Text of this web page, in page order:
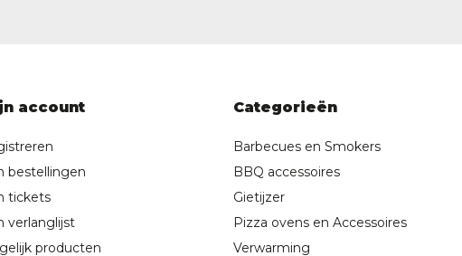
account
bestellingen
tickets
verlanglijst
producten
Categorieën
Barbecues en Smokers
BBQ accessoires
Gietijzer
Pizza ovens en Accessoires
Verwarming